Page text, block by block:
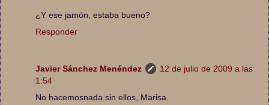
¿Y ese jamón, estaba bueno?
Responder
Javier Sánchez Menéndez
12 de julio de 2009 a las
1:54
No hacemosnada sin ellos, Marisa.